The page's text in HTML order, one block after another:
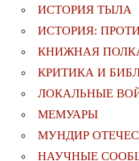
ИСТОРИЯ ТЫЛА
ИСТОРИЯ:
КНИЖНАЯ
КРИТИКА И
ЛОКАЛЬНЫЕ
МЕМУАРЫ
МУНДИР
НАУЧНЫЕ